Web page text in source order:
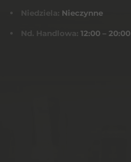
Niedziela: Nieczynne
Nd. Handlowa: 12:00 – 20:00